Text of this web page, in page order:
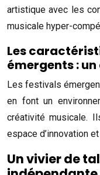
artistique avec les
musicale hyper-
Les
émergents :
Les festivals
en font un
créativité musicale.
espace d’innovation
Un vivier de